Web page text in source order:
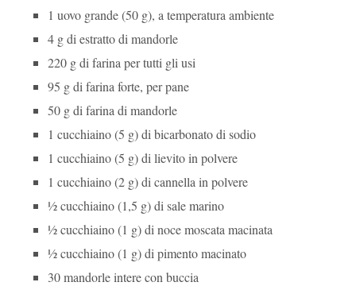
1 uovo grande (50 g), a temperatura ambiente
4 g di estratto di mandorle
220 g di farina per tutti gli usi
95 g di farina forte, per pane
50 g di farina di mandorle
1 cucchiaino (5 g) di bicarbonato di sodio
1 cucchiaino (5 g) di lievito in polvere
1 cucchiaino (2 g) di cannella in polvere
½ cucchiaino (1,5 g) di sale marino
½ cucchiaino (1 g) di noce moscata macinata
½ cucchiaino (1 g) di pimento macinato
30 mandorle intere con buccia